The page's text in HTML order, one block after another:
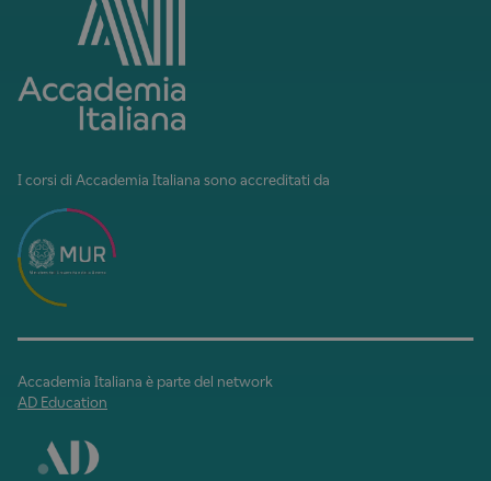
I corsi di Accademia Italiana sono accreditati da
Accademia Italiana è parte del network
AD Education